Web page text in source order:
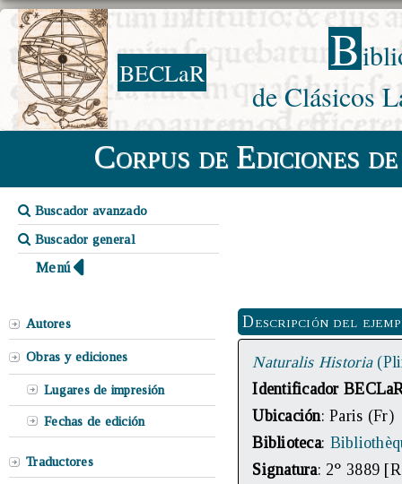
BECLaR B
de Clásicos
Corpus de Ediciones
Buscador avanzado
Buscador general
Menú
Autores
Obras y ediciones
Lugares de impresión
Fechas de edición
Traductores
Descripción del
Naturalis Historia
Identificador
Ubicación: Paris (Fr)
Biblioteca:
Signatura: 2° 3889